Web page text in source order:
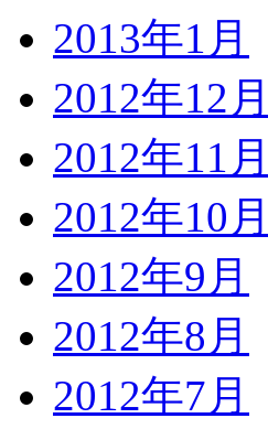
2013年1月
2012年12月
2012年11月
2012年10月
2012年9月
2012年8月
2012年7月